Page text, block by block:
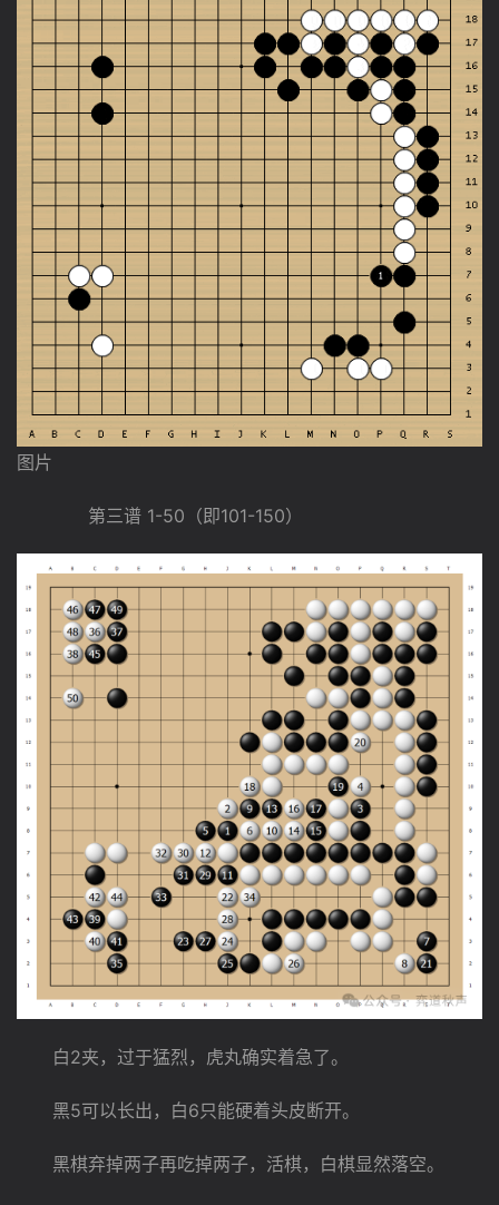
图片
第三谱 1-50（即101-150）
白2夹，过于猛烈，虎丸确实着急了。
黑5可以长出，白6只能硬着头皮断开。
黑棋弃掉两子再吃掉两子，活棋，白棋显然落空。